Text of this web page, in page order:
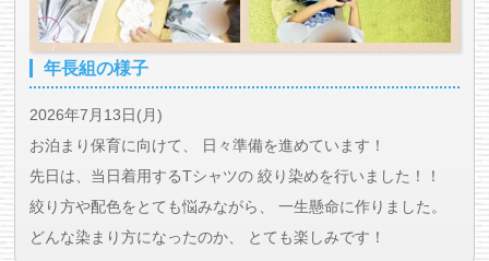
年長組の様子
2026年7月13日(月)
お泊まり保育に向けて、 日々準備を進めています！
先日は、当日着用するTシャツの 絞り染めを行いました！！
絞り方や配色をとても悩みながら、 一生懸命に作りました。
どんな染まり方になったのか、 とても楽しみです！